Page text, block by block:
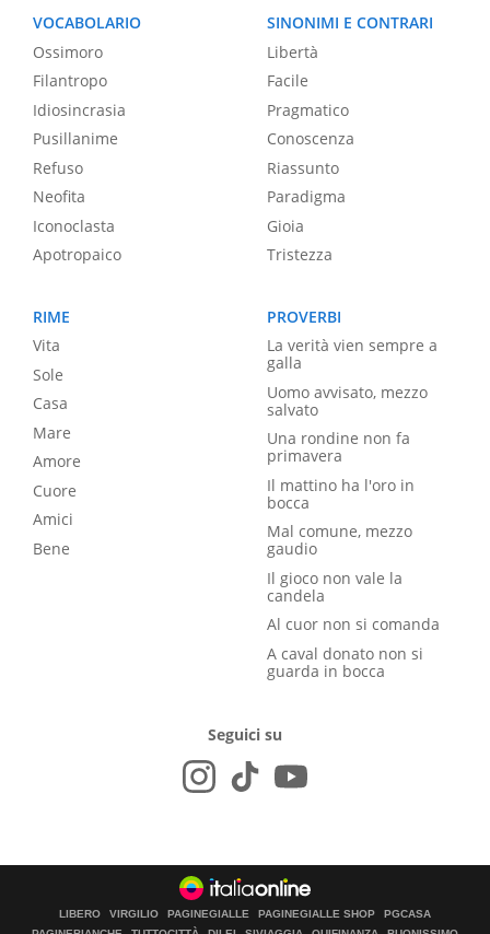
VOCABOLARIO
Ossimoro
Filantropo
Idiosincrasia
Pusillanime
Refuso
Neofita
Iconoclasta
Apotropaico
SINONIMI E CONTRARI
Libertà
Facile
Pragmatico
Conoscenza
Riassunto
Paradigma
Gioia
Tristezza
RIME
Vita
Sole
Casa
Mare
Amore
Cuore
Amici
Bene
PROVERBI
La verità vien sempre a
galla
Uomo avvisato, mezzo
salvato
Una rondine non fa
primavera
Il mattino ha l'oro in
bocca
Mal comune, mezzo
gaudio
Il gioco non vale la
candela
Al cuor non si comanda
A caval donato non si
guarda in bocca
Seguici su
LIBERO VIRGILIO PAGINEGIALLE PAGINEGIALLE SHOP
PGCASA